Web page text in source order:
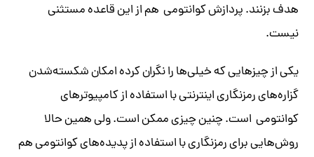
هدف بزنند. پردازش کوانتومی هم از این قاعده مستثنی
نیست.
یکی از چیزهایی که خیلی‌ها را نگران کرده امکان شکسته‌شدن
گزاره‌های رمزنگاری اینترنتی با استفاده از کامپیوترهای
کوانتومی است. چنین چیزی ممکن است. ولی همین حالا
روش‌هایی برای رمزنگاری با استفاده از پدیده‌های کوانتومی هم